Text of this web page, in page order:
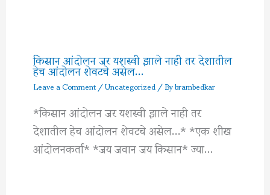
किसान आंदोलन जर यशस्वी झाले नाही तर देशातील
हेच आंदोलन शेवटचे असेल…
Leave a Comment/Uncategorized/ Bybrambedkar
*किसान आंदोलन जर यशस्वी झाले नाही तर
देशातील हेच आंदोलन शेवटचे असेल…* *एक शीख
आंदोलनकर्ता* *जय जवान जय किसान* ज्या…